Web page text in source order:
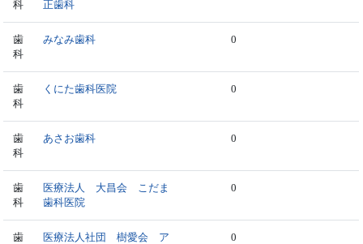
科
正歯科
歯
科
みなみ歯科 0
歯
科
くにた歯科医院 0
歯
科
あさお歯科 0
歯
科
医療法人 大昌会 こだま
歯科医院
0
歯
医療法人社団 樹愛会 ア
0